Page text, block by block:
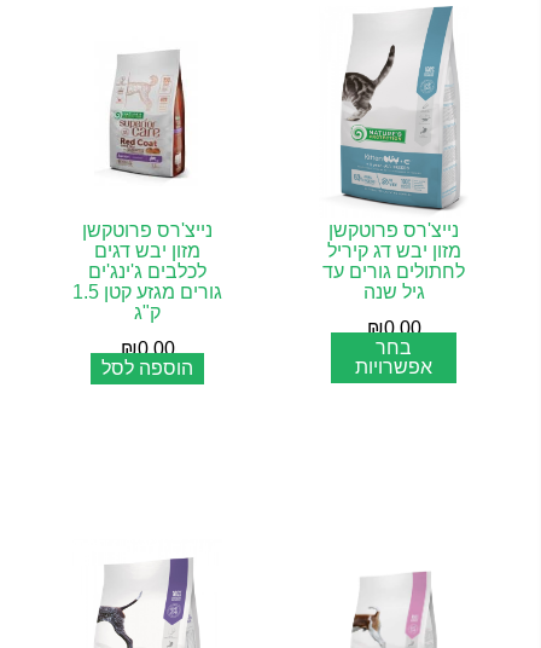
נייצ'רס פרוטקשן
מזון יבש דג קיריל
לחתולים גורים עד
גיל שנה
₪0.00
בחר
אפשרויות
נייצ'רס פרוטקשן
מזון יבש דגים
לכלבים ג'ינג'ים
גורים מגזע קטן 1.5
ק"ג
₪0.00
הוספה לסל